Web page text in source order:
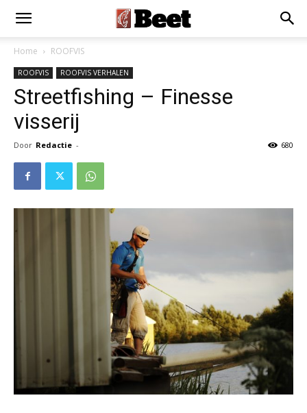
Home ROOFVIS
ROOFVIS ROOFVIS VERHALEN
Streetfishing – Finesse
visserij
Door Redactie - 680